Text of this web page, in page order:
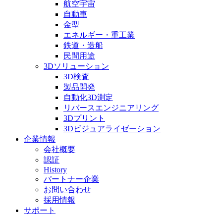
航空宇宙
自動車
金型
エネルギー・重工業
鉄道・造船
民間用途
3Dソリューション
3D検査
製品開発
自動化3D測定
リバースエンジニアリング
3Dプリント
3Dビジュアライゼーション
企業情報
会社概要
認証
History
パートナー企業
お問い合わせ
採用情報
サポート